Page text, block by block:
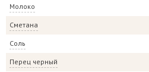
Молоко
Сметана
Соль
Перец черный